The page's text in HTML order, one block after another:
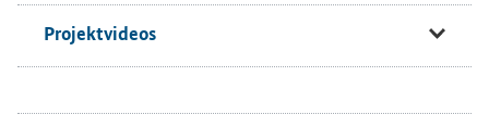
Projektvideos